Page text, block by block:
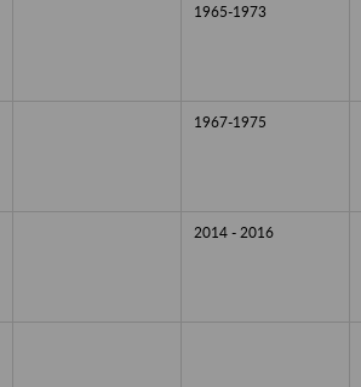
1965-1973
1967-1975
2014 - 2016